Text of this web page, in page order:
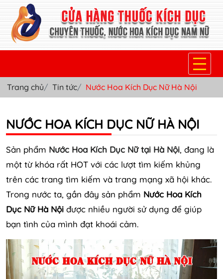
TRANG CHỦ
THUỐC NƯỚC KÍCH DỤC NAM
THUỐC VIÊN KÍCH DỤC NAM
SẢN PHẨM KHÁC
Trang chủ Tin tức Nước Hoa Kích Dục Nữ Hà Nội
NƯỚC HOA KÍCH DỤC NỮ HÀ NỘI
Sản phẩm Nước Hoa Kích Dục Nữ tại Hà Nội, đang là
một từ khóa rất HOT với các lượt tìm kiếm khủng
trên các trang tìm kiếm và trang mạng xã hội khác.
Trong nước ta, gần đây sản phẩm Nước Hoa Kích
Dục Nữ Hà Nội được nhiều người sử dụng để giúp
bạn tình của mình đạt khoái cảm.